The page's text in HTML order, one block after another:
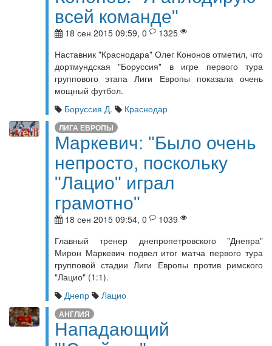
всей команде"
18 сен 2015 09:59, 0
1325
Наставник "Краснодара" Олег Кононов отметил, что
дортмундская "Боруссия" в игре первого тура
группового этапа Лиги Европы показала очень
мощный футбол.
Боруссия Д.
Краснодар
ЛИГА ЕВРОПЫ
Маркевич: "Было очень
непросто, поскольку
"Лацио" играл
грамотно"
18 сен 2015 09:54, 0
1039
Главный тренер днепропетровского "Днепра"
Мирон Маркевич подвел итог матча первого тура
групповой стадии Лиги Европы против римского
"Лацио" (1:1).
Днепр
Лацио
АНГЛИЯ
Нападающий